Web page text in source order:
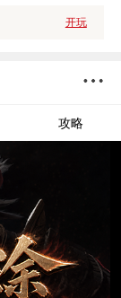
开玩
攻略